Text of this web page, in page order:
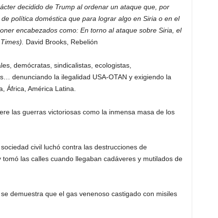
decidido de Trump al ordenar un ataque que, por
política doméstica que para lograr algo en Siria o en el
encabezados como: En torno al ataque sobre Siria, el
David Brooks, Rebelión
demócratas, sindicalistas, ecologistas,
denunciando la ilegalidad USA-OTAN y exigiendo la
África, América Latina.
las guerras victoriosas como la inmensa masa de los
civil luchó contra las destrucciones de
las calles cuando llegaban cadáveres y mutilados de
demuestra que el gas venenoso castigado con misiles